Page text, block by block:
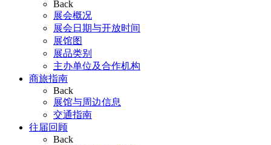
Back
展会概况
展会日期与开放时间
展馆图
展品类别
主办单位及合作机构
商旅指南
Back
展馆与周边信息
交通指南
往届回顾
Back